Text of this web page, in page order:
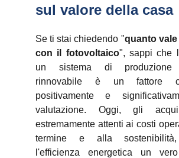
sul valore della casa
Se ti stai chiedendo "quanto vale
con il fotovoltaico", sappi che
un sistema di produzione
rinnovabile è un fattore
positivamente e
valutazione. Oggi, gli
estremamente attenti ai costi
termine e alla sostenibilità,
l'efficienza energetica un